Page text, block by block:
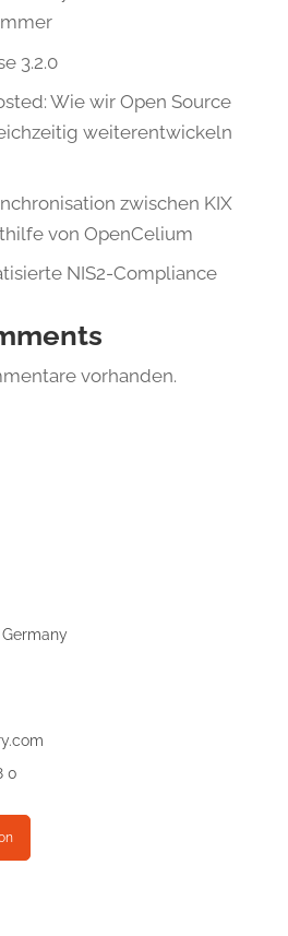
3.2.0
Wie wir Open Source
weiterentwickeln
zwischen KIX
von OpenCelium
NIS2-Compliance
vorhanden.
0